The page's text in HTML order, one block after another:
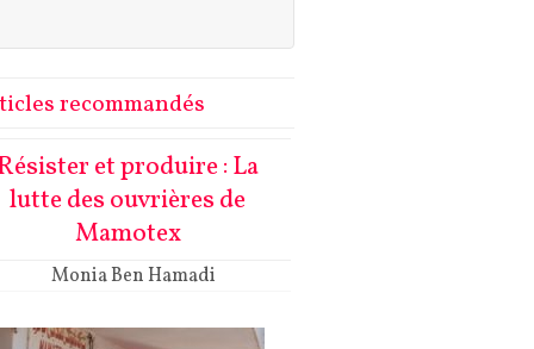
recommandés
et produire : La
lutte des ouvrières de
Mamotex
Monia Ben Hamadi